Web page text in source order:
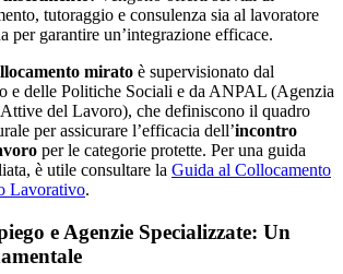
tutoraggio e consulenza sia al lavoratore
per garantire un’integrazione efficace.
mirato è supervisionato dal
e delle Politiche Sociali e da ANPAL (Agenzia
del Lavoro), che definiscono il quadro
per assicurare l’efficacia dell’incontro
per le categorie protette. Per una guida
è utile consultare la Guida al Collocamento
Lavorativo.
e Agenzie Specializzate: Un